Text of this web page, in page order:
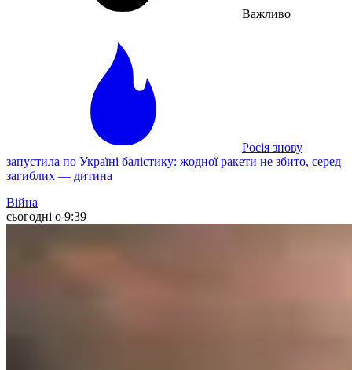
Важливо
Росія знову
запустила по Україні балістику: жодної ракети не збито, серед
загиблих — дитина
Війна
сьогодні о 9:39